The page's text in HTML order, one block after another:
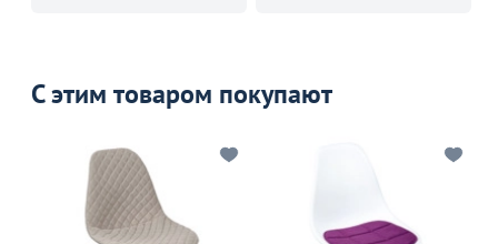
С этим товаром покупают